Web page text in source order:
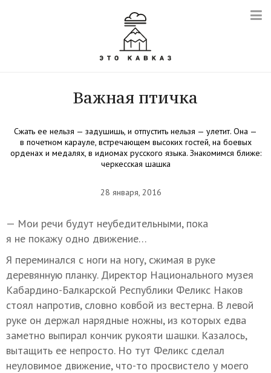
Важная птичка
Сжать ее нельзя — задушишь, и отпустить нельзя — улетит. Она —
в почетном карауле, встречающем высоких гостей, на боевых
орденах и медалях, в идиомах русского языка. Знакомимся ближе:
черкесская шашка
28 января, 2016
— Мои речи будут неубедительными, пока
я не покажу одно движение…
Я переминался с ноги на ногу, сжимая в руке
деревянную планку. Директор Национального музея
Кабардино-Балкарской Республики Феликс Наков
стоял напротив, словно ковбой из вестерна. В левой
руке он держал нарядные ножны, из которых едва
заметно выпирал кончик рукояти шашки. Казалось,
вытащить ее непросто. Но тут Феликс сделал
неуловимое движение, что-то просвистело у моего